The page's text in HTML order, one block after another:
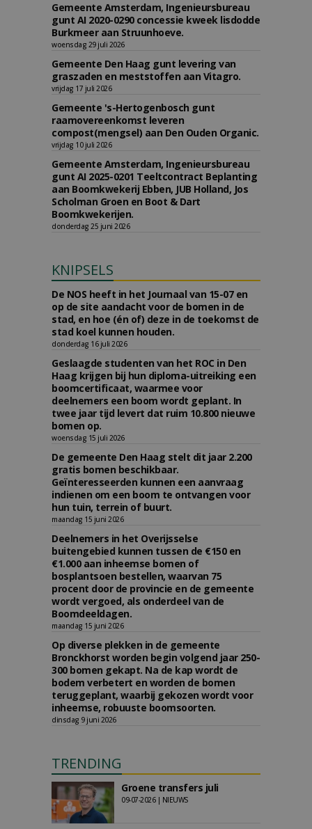
Gemeente Amsterdam, Ingenieursbureau
gunt AI 2020-0290 concessie kweek lisdodde
Burkmeer aan Struunhoeve.
woensdag 29 juli 2026
Gemeente Den Haag gunt levering van
graszaden en meststoffen aan Vitagro.
vrijdag 17 juli 2026
Gemeente 's-Hertogenbosch gunt
raamovereenkomst leveren
compost(mengsel) aan Den Ouden Organic.
vrijdag 10 juli 2026
Gemeente Amsterdam, Ingenieursbureau
gunt AI 2025-0201 Teeltcontract Beplanting
aan Boomkwekerij Ebben, JUB Holland, Jos
Scholman Groen en Boot & Dart
Boomkwekerijen.
donderdag 25 juni 2026
KNIPSELS
De NOS heeft in het Journaal van 15-07 en
op de site aandacht voor de bomen in de
stad, en hoe (én of) deze in de toekomst de
stad koel kunnen houden.
donderdag 16 juli 2026
Geslaagde studenten van het ROC in Den
Haag krijgen bij hun diploma-uitreiking een
boomcertificaat, waarmee voor
deelnemers een boom wordt geplant. In
twee jaar tijd levert dat ruim 10.800 nieuwe
bomen op.
woensdag 15 juli 2026
De gemeente Den Haag stelt dit jaar 2.200
gratis bomen beschikbaar.
Geïnteresseerden kunnen een aanvraag
indienen om een boom te ontvangen voor
hun tuin, terrein of buurt.
maandag 15 juni 2026
Deelnemers in het Overijsselse
buitengebied kunnen tussen de €150 en
€1.000 aan inheemse bomen of
bosplantsoen bestellen, waarvan 75
procent door de provincie en de gemeente
wordt vergoed, als onderdeel van de
Boomdeeldagen.
maandag 15 juni 2026
Op diverse plekken in de gemeente
Bronckhorst worden begin volgend jaar 250-
300 bomen gekapt. Na de kap wordt de
bodem verbetert en worden de bomen
teruggeplant, waarbij gekozen wordt voor
inheemse, robuuste boomsoorten.
dinsdag 9 juni 2026
TRENDING
Groene transfers juli
09-07-2026 | NIEUWS